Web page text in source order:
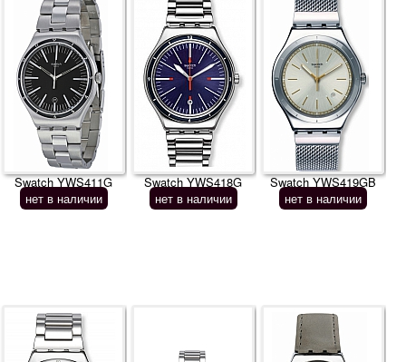
Swatch YWS411G
нет в наличии
Swatch YWS418G
нет в наличии
Swatch YWS419GB
нет в наличии